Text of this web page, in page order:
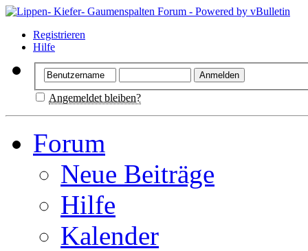
Registrieren
Hilfe
Angemeldet bleiben?
Forum
Neue Beiträge
Hilfe
Kalender